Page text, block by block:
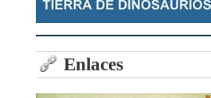
Enlaces